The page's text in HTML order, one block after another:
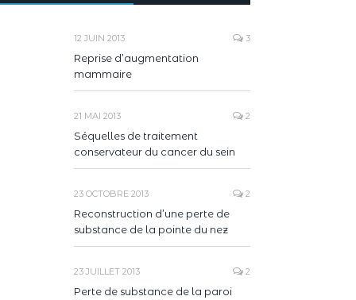
12 JUIN 2013 3
Reprise d’augmentation
mammaire
21 MAI 2013 2
Séquelles de traitement
conservateur du cancer du sein
23 OCTOBRE 2013 2
Reconstruction d’une perte de
substance de la pointe du nez
23 JUILLET 2013 2
Perte de substance de la paroi